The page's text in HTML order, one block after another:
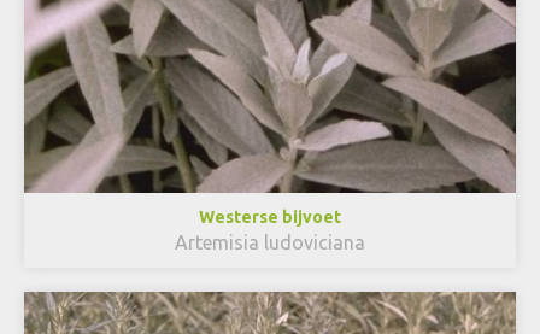
Westerse bijvoet
Artemisia ludoviciana